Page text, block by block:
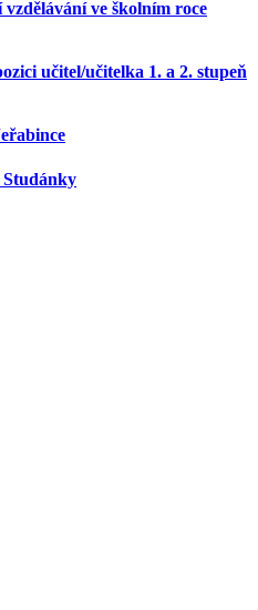
ve školním roce
učitel/učitelka 1. a 2. stupeň